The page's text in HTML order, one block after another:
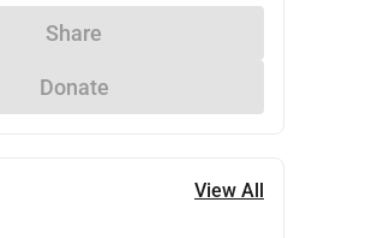
Share
Donate
View All